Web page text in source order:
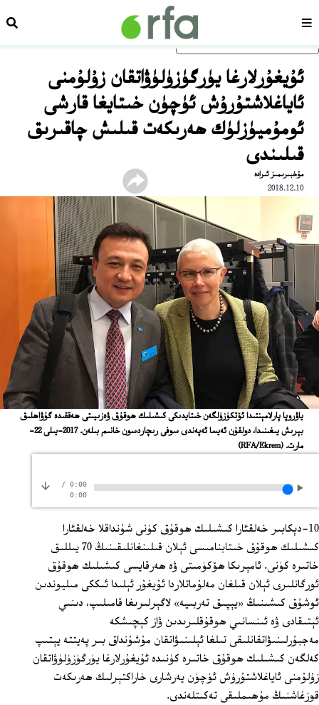
ئاساسلىق مەزمۇنغا ئاتلاڭسەھىپە
ئۇيغۇرلارغا يۈرگۈزۈلۈۋاتقان زۇلۇمنى
ئاياغلاشتۇرۇش ئۈچۈن خىتايغا قارشى
ئومۇميۈزلۈك ھەرىكەت قىلىش چاقىرىق
قىلىندى
مۇخبىرىمىز ئىرادە
2018.12.10
ياۋروپا پارلامېنتىدا ئۆتكۈزۈلگەن خىتايدىكى كىشىلىك ھوقۇق ۋەزىيىتى ھەققىدە گۇۋاھلىق
بېرىش يىغىنىدا، دولقۇن ئەيسا ئەپەندى سوفى رىچاردسون خانىم بىلەن. 2017-يىلى 22-
مارت.(RFA/Ekrem)
0:00
/
0:00
10-دېكابىر خەلقئارا كىشىلىك ھوقۇق كۈنى شۇنداقلا خەلقئارا
كىشىلىك ھوقۇق خىتابنامىسى ئېلان قىلىنغانلىقىنىڭ 70 يىللىق
خاتىرە كۈنى. ئامېرىكا ھۆكۈمىتى ۋە ھەرقايسى كىشىلىك ھوقۇق
ئورگانلىرى ئېلان قىلغان مەلۇماتلاردا ئۇيغۇر ئېلىدا ئىككى مىليوندىن
ئوشۇق كىشىنىڭ «يېپىق تەربىيە» لاگېرلىرىغا قامىلىپ، دىنىي
ئېتىقادى ۋە ئىنسانىي ھوقۇقلىرىدىن ۋاز كېچىشكە
مەجبۇرلىنىۋاتقانلىقى تىلغا ئېلىنىۋاتقان مۇشۇنداق بىر پەيتتە يېتىپ
كەلگەن كىشىلىك ھوقۇق خاتىرە كۈنىدە ئۇيغۇرلارغا يۈرگۈزۈلۈۋاتقان
زۇلۇمنى ئاياغلاشتۇرۇش ئۈچۈن يەرشارى خاراكتېرلىك ھەرىكەت
قوزغاشنىڭ مۇھىملىقى تەكىتلەندى.